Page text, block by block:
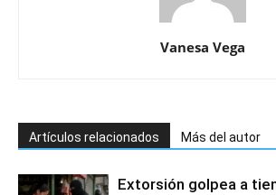
Vanesa Vega
Artículos relacionados Más del autor
Extorsión golpea a